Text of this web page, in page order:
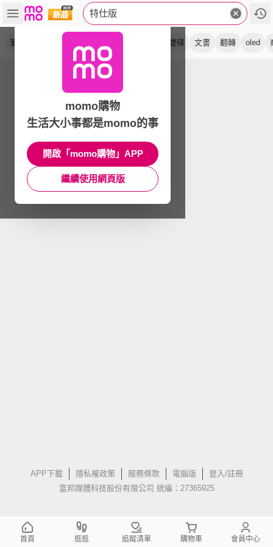
特仕版
筆電 雙碟 文書 翻轉 oled
APP下載 隱私權政策 服務條款 電腦版
登入/註冊
富邦媒體科技股份有限公司 統編：27365925
momo購物
生活大小事都是momo的事
開啟「momo購物」APP
繼續使用網頁版
首頁 逛逛 追蹤清單 購物車 會員中心